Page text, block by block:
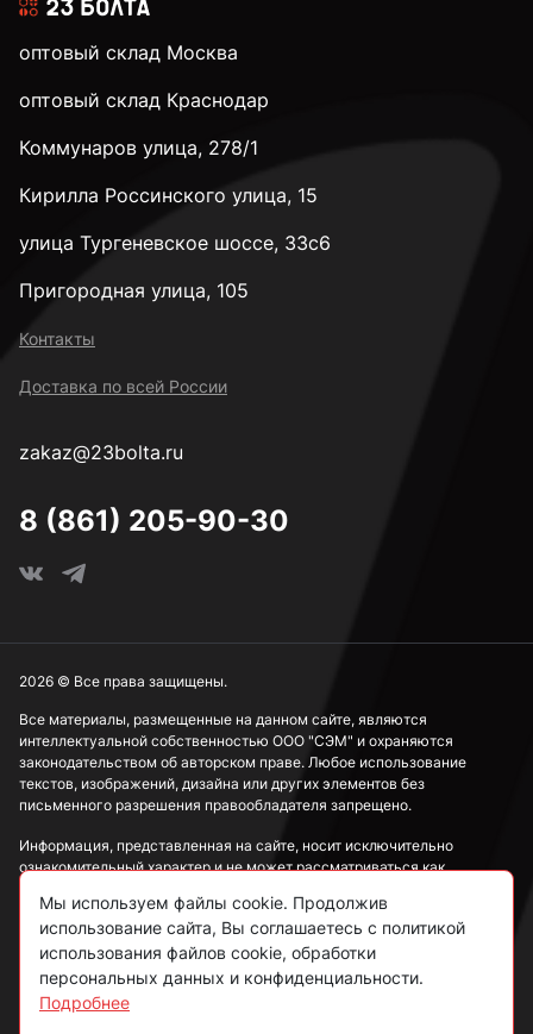
оптовый склад Москва
оптовый склад Краснодар
Коммунаров улица, 278/1
Кирилла Россинского улица, 15
улица Тургеневское шоссе, 33с6
Пригородная улица, 105
Контакты
Доставка по всей России
zakaz@23bolta.ru
8 (861) 205-90-30
Все материалы, размещенные на данном сайте, являются
интеллектуальной собственностью ООО "СЭМ" и охраняются
законодательством об авторском праве. Любое использование
текстов, изображений, дизайна или других элементов без
письменного разрешения правообладателя запрещено.
Информация, представленная на сайте, носит исключительно
ознакомительный характер и не может рассматриваться как
Политика конфиденциальности
Согласие на обработку данных
2026 © Все права защищены.
Мы используем файлы cookie. Продолжив
использование сайта, Вы соглашаетесь с политикой
использования файлов cookie, обработки
персональных данных и конфиденциальности.
Подробнее